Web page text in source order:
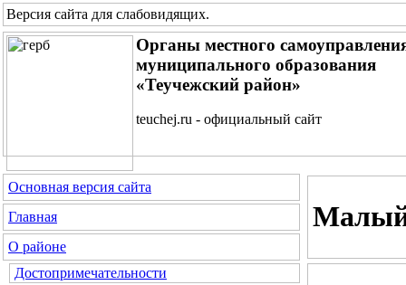
Версия сайта для слабовидящих.
Органы местного
муниципального образования
«Теучежский район»
teuchej.ru - официальный сайт
Основная версия сайта
Главная
О районе
Достопримечательности
Малый